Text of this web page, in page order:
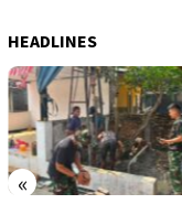
HEADLINES
«